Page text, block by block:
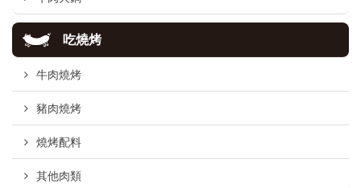
吃燒烤
牛肉燒烤
豬肉燒烤
燒烤配料
其他肉類